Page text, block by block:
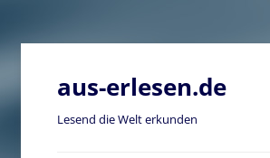
Zum
aus-erlesen.de
Lesend die Welt erkunden